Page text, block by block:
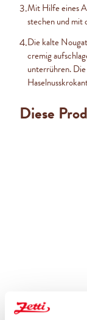
3.Mit Hilfe eines
stechen und mit
4.Die kalte
cremig
unterrühren.
Diese